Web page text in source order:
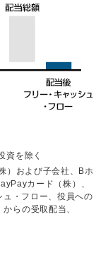
資を除く
）および子会社、Bホ
カード（株）、
・フロー、役員への
らの受取配当、